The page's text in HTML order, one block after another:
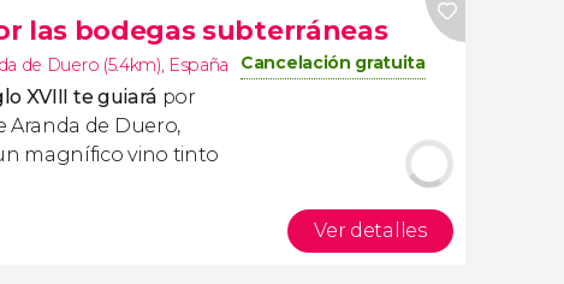
las bodegas subterráneas
de Duero (5.4km), España Cancelación gratuita
XVIII te guiará por
Aranda de Duero,
magnífico vino tinto
Ver detalles